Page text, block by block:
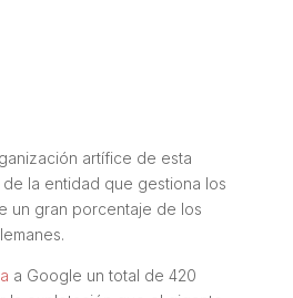
artífice de esta
de la entidad que gestiona los
un gran porcentaje de los
a Google un total de 420